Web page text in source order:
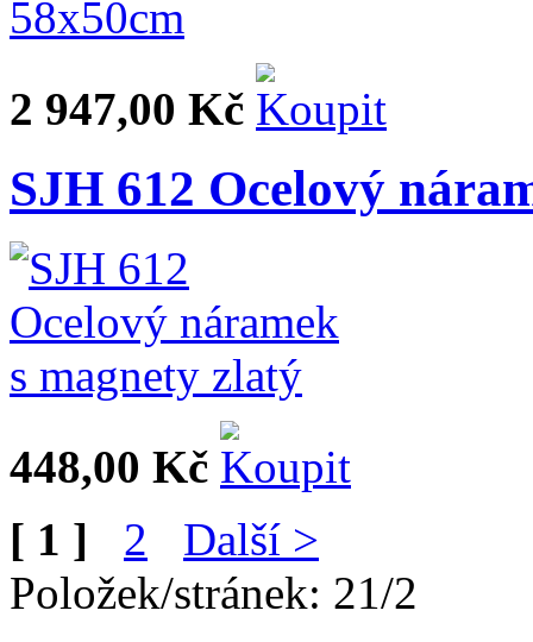
2 947,00 Kč
SJH 612 Ocelový
448,00 Kč
[ 1 ]
2
Další >
Položek/stránek: 21/2